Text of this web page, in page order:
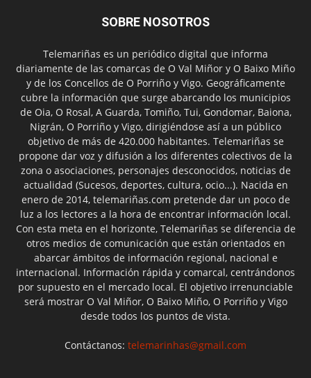
SOBRE NOSOTROS
Telemariñas es un periódico digital que informa
diariamente de las comarcas de O Val Miñor y O Baixo Miño
y de los Concellos de O Porriño y Vigo. Geográficamente
cubre la información que surge abarcando los municipios
de Oia, O Rosal, A Guarda, Tomiño, Tui, Gondomar, Baiona,
Nigrán, O Porriño y Vigo, dirigiéndose así a un público
objetivo de más de 420.000 habitantes. Telemariñas se
propone dar voz y difusión a los diferentes colectivos de la
zona o asociaciones, personajes desconocidos, noticias de
actualidad (Sucesos, deportes, cultura, ocio...). Nacida en
enero de 2014, telemariñas.com pretende dar un poco de
luz a los lectores a la hora de encontrar información local.
Con esta meta en el horizonte, Telemariñas se diferencia de
otros medios de comunicación que están orientados en
abarcar ámbitos de información regional, nacional e
internacional. Información rápida y comarcal, centrándonos
por supuesto en el mercado local. El objetivo irrenunciable
será mostrar O Val Miñor, O Baixo Miño, O Porriño y Vigo
desde todos los puntos de vista.
Contáctanos: telemarinhas@gmail.com